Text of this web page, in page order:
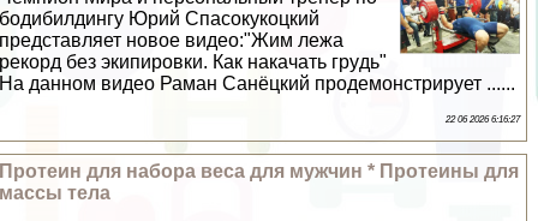
бодибилдингу Юрий Спасокукоцкий
представляет новое видео:"Жим лежа
рекорд без экипировки. Как накачать гpyдь"
На данном видео Раман Санёцкий продемонстрирует ......
22 06 2026 6:16:27
Протеин для набора веса для мужчин * Протеины для
массы тела